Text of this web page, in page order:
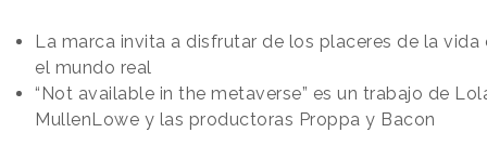
La marca invita a disfrutar de los placeres de la vida
el mundo real
“Not available in the metaverse” es un trabajo de
MullenLowe y las productoras Proppa y Bacon